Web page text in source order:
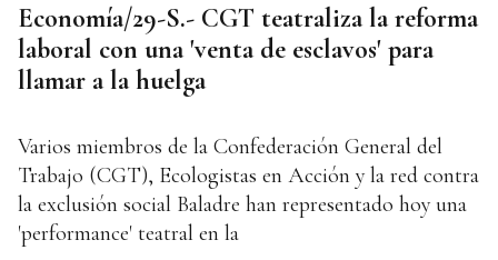
Economía/29-S.- CGT teatraliza la reforma
laboral con una 'venta de esclavos' para
llamar a la huelga
Varios miembros de la Confederación General del
Trabajo (CGT), Ecologistas en Acción y la red contra
la exclusión social Baladre han representado hoy una
'performance' teatral en la